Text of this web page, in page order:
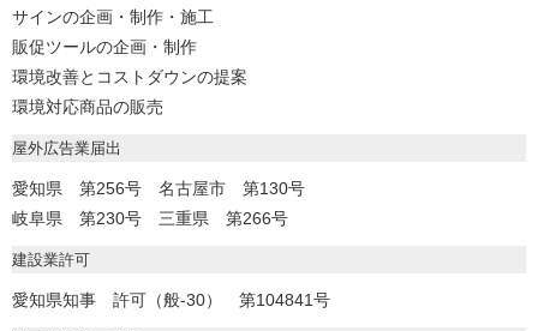
サインの企画・制作・施工
販促ツールの企画・制作
環境改善とコストダウンの提案
環境対応商品の販売
屋外広告業届出
愛知県 第256号 名古屋市 第130号
岐阜県 第230号 三重県 第266号
建設業許可
愛知県知事 許可（般-30） 第104841号